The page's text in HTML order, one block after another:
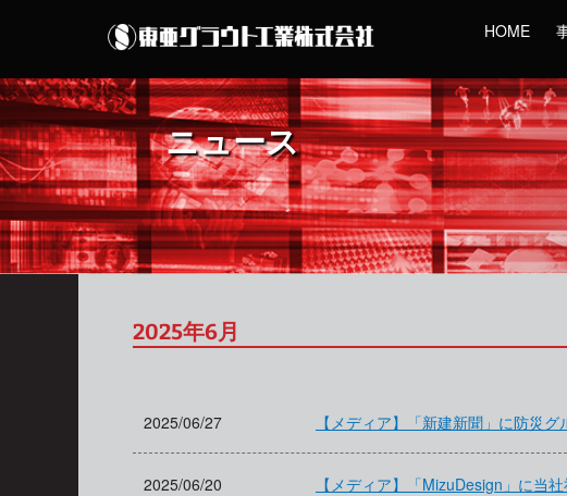
HOME
ニュース
2025年6月
2025/06/27 【メディア】「新建新聞」に防災
2025/06/20
【メディア】「MizuDesign」に当